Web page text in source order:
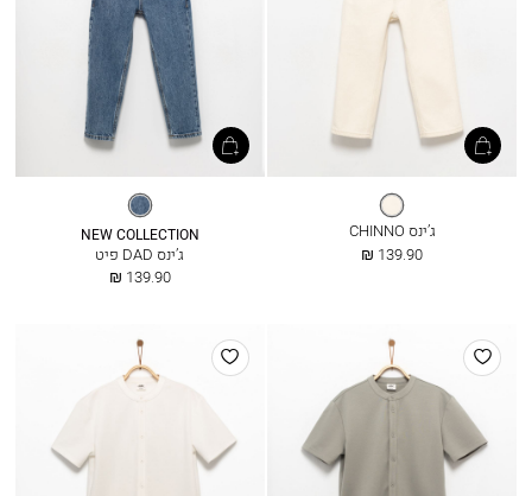
שמנת
ג’ינס CHINNO
החל
139.90 ₪
מיד
כחול
NEW COLLECTION
ג’ינס DAD פיט
החל
139.90 ₪
הוסף
למועדפים
הוסף
למועדפים